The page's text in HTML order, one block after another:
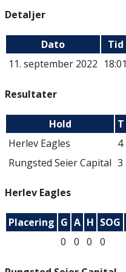
Detaljer
Dato Tid
11. september 2022 18:01
Resultater
Hold
T
Herlev Eagles
4
Rungsted Seier Capital 3
Herlev Eagles
Placering G A H SOG
0
0 0 0